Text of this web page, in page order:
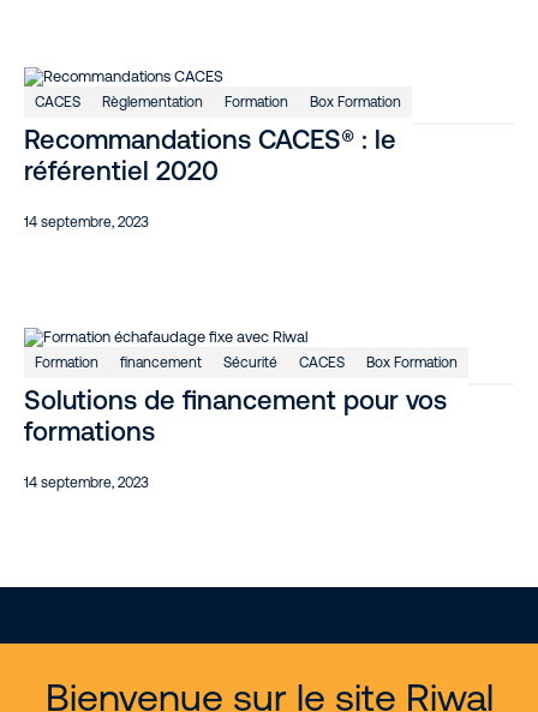
Bienvenue sur le site Riwal
CACES Règlementation Formation Box Formation
Recommandations CACES® : le
référentiel 2020
14 septembre, 2023
Formation financement Sécurité CACES Box Formation
Solutions de financement pour vos
formations
14 septembre, 2023